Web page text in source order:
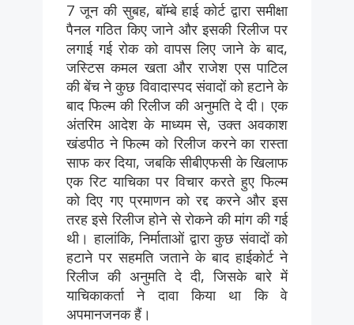
7 जून की सुबह, बॉम्बे हाई कोर्ट द्वारा समीक्षा
पैनल गठित किए जाने और इसकी रिलीज पर
लगाई गई रोक को वापस लिए जाने के बाद,
जस्टिस कमल खता और राजेश एस पाटिल
की बेंच ने कुछ विवादास्पद संवादों को हटाने के
बाद फिल्म की रिलीज की अनुमति दे दी। एक
अंतरिम आदेश के माध्यम से, उक्त अवकाश
खंडपीठ ने फिल्म को रिलीज करने का रास्ता
साफ कर दिया, जबकि सीबीएफसी के खिलाफ
एक रिट याचिका पर विचार करते हुए फिल्म
को दिए गए प्रमाणन को रद्द करने और इस
तरह इसे रिलीज होने से रोकने की मांग की गई
थी। हालांकि, निर्माताओं द्वारा कुछ संवादों को
हटाने पर सहमति जताने के बाद हाईकोर्ट ने
रिलीज की अनुमति दे दी, जिसके बारे में
याचिकाकर्ता ने दावा किया था कि वे
अपमानजनक हैं।